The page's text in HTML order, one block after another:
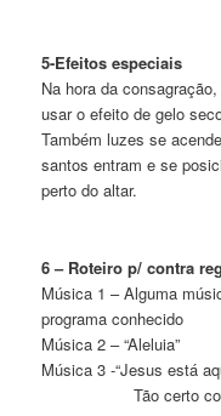
5-Efeitos especiais
Na hora da
usar o efeito de gelo
Também luzes se
santos entram e se
perto do altar.
6 – Roteiro p/ contra
Música 1 – Alguma
programa conhecido
Música 2 – “Aleluia”
Música 3 -“Jesus está
Tão certo como